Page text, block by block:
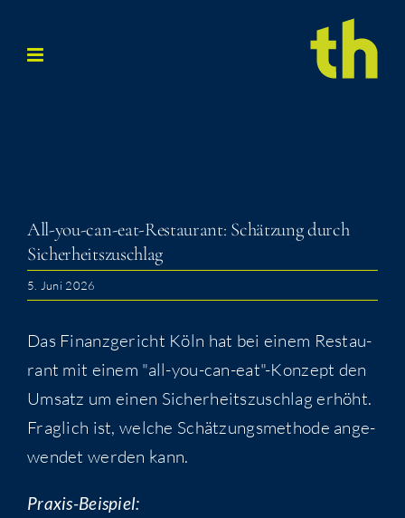
Inhalt
All-you-can-eat-Restau­rant: Schät­zung durch
Sicherheitszuschlag
5. Juni 2026
Das Finanz­ge­richt Köln hat bei einem Restau­
rant mit einem "all-you-can-eat"-Konzept den
Umsatz um einen Sicher­heits­zu­schlag erhöht.
Frag­lich ist, wel­che Schät­zungs­me­tho­de ange­
wen­det wer­den kann.
Pra­xis-Bei­spiel: